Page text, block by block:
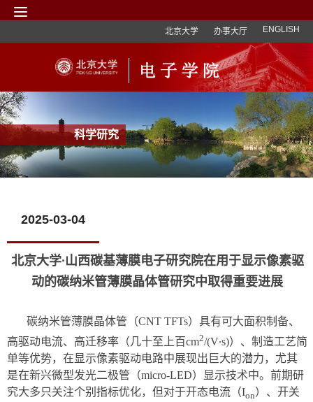
北京大学 办事大厅 ENGLISH
科学研究
2025-03-04
北京大学∙山西碳基薄膜电子研究院在用于显示像素驱
动的碳纳米管薄膜晶体管研究中取得重要进展
碳纳米管薄膜晶体管（CNT TFTs）具有可大面积制备、
高驱动电流、高迁移率（几十至上百cm2/(V∙s)）、制造工艺简
单等优势，在显示像素驱动电路中展现出巨大的潜力，尤其
是在新兴微型发光二极管（micro-LED）显示技术中。前期研
究大多只关注个别指标优化，但对于开态电流（Ion）、开关